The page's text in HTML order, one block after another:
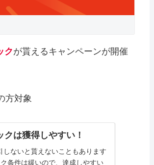
クが貰えるキャンペーンが開催
方対象
クは獲得しやすい！
ないと貰えないこともあります
条件は緩いので、達成しやすい